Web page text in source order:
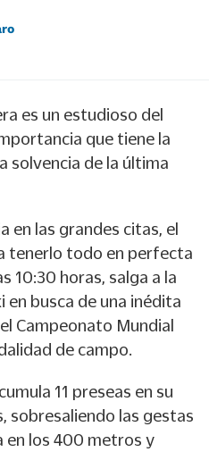
es un estudioso del
que tiene la
solvencia de la última
en las grandes citas, el
tenerlo todo en perfecta
10:30 horas, salga a la
busca de una inédita
Campeonato Mundial
de campo.
11 preseas en su
sobresaliendo las gestas
en los 400 metros y